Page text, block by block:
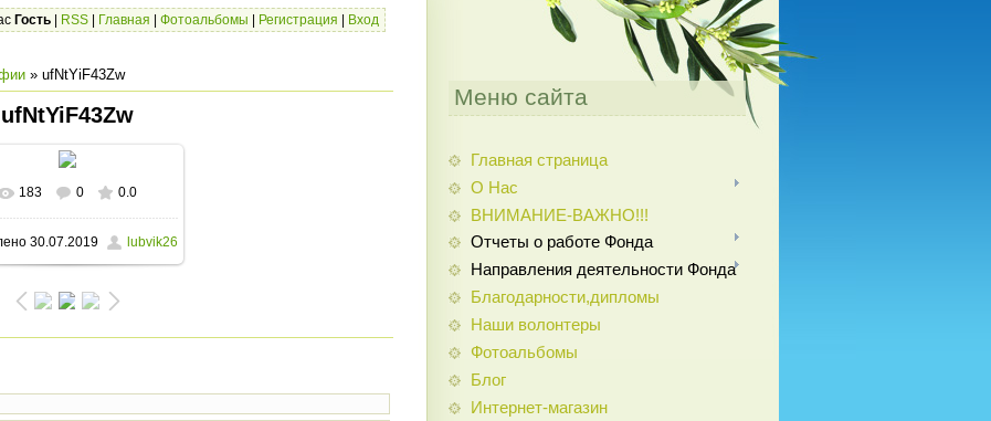
Гость RSS Главная Фотоальбомы Регистрация Вход
» ufNtYiF43Zw
ufNtYiF43Zw
В реальном размере
810x1080/ 281.1Kb
183 0 0.0
30.07.2019 lubvik26
Меню сайта
Главная страница
О Нас
ВНИМАНИЕ-ВАЖНО!!!
Отчеты о работе Фонда
Направления деятельности Фонда
Благодарности,дипломы
Наши волонтеры
Фотоальбомы
Блог
Интернет-магазин